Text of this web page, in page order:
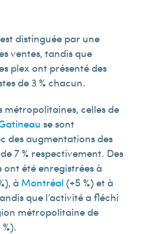
distinguée par une
ventes, tandis que
plex ont présenté des
de 3 % chacun.
métropolitaines, celles de
se sont
des augmentations des
7 % respectivement. Des
ont été enregistrées à
à Montréal (+5 %) et à
que l’activité a fléchi
métropolitaine de